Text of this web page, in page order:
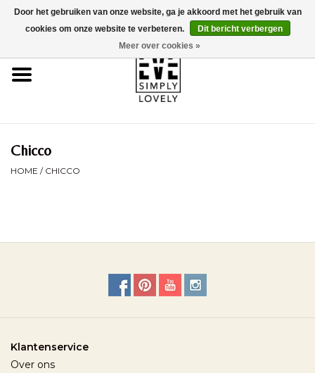
0 Artikelen - €0,00
Home
Duurzaamheid
Chicco
HOME / CHICCO
Klantenservice
Over ons
Door het gebruiken van onze website, ga je akkoord met het gebruik van
cookies om onze website te verbeteren.
Dit bericht verbergen
Meer over cookies »